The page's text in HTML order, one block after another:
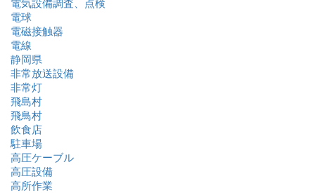
電球
電磁接触器
電線
静岡県
非常放送設備
非常灯
飛島村
飛鳥村
飲食店
駐車場
高圧ケーブル
高圧設備
高所作業